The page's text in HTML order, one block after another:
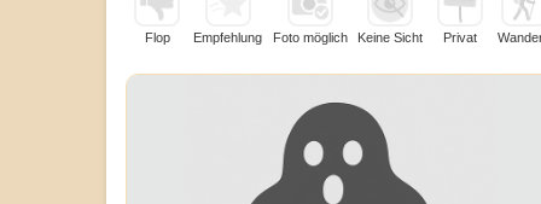
Flop Empfehlung Foto möglich Keine Sicht Privat